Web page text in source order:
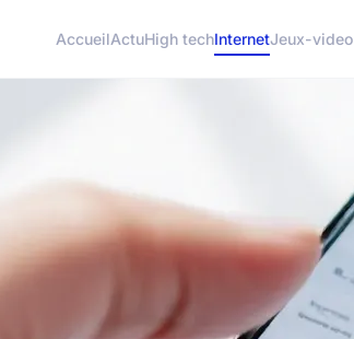
AccueilActuHigh techInternetJeux-video